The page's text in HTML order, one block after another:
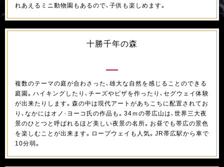
れあえるミニ動物園もあるので、子供も楽しめます。
十勝千年の森
複数のテーマの庭が合わさった、雄大な自然を感じることのできる
庭園。ハイキングしたり、チーズやピザを作ったり、セグウェイ体験
が出来たりします。森の中は現代アートがあちこちに配置されてお
り、なかにはオノ・ヨーコ氏の作品も。34ｍの帯広山は、世界三大夜
景のひとつと呼ばれるほど美しい夜景の名所。お昼でも帯広の景色
を楽しむことが出来ます。ロープウェイも人気。JR帯広駅から車で
10分弱。